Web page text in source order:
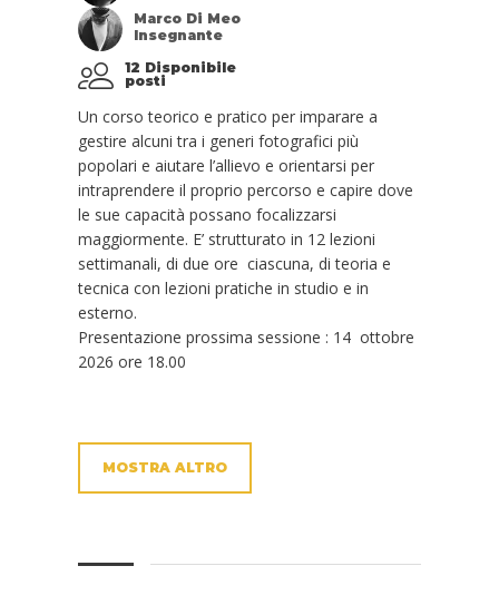
Marco Di Meo
Insegnante
12 Disponibile
posti
Un corso teorico e pratico per imparare a
gestire alcuni tra i generi fotografici più
popolari e aiutare l’allievo e orientarsi per
intraprendere il proprio percorso e capire dove
le sue capacità possano focalizzarsi
maggiormente. E’ strutturato in 12 lezioni
settimanali, di due ore ciascuna, di teoria e
tecnica con lezioni pratiche in studio e in
esterno.
Presentazione prossima sessione : 14 ottobre
2026 ore 18.00
MOSTRA ALTRO